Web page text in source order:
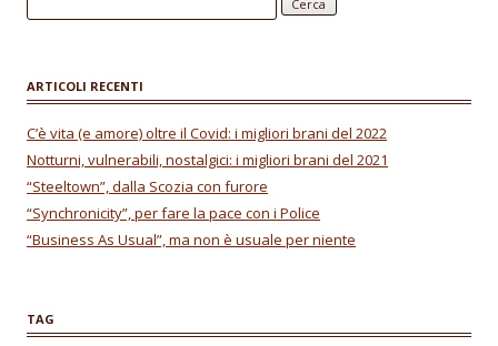
ARTICOLI RECENTI
C’è vita (e amore) oltre il Covid: i migliori brani del 2022
Notturni, vulnerabili, nostalgici: i migliori brani del 2021
“Steeltown”, dalla Scozia con furore
“Synchronicity”, per fare la pace con i Police
“Business As Usual”, ma non è usuale per niente
TAG